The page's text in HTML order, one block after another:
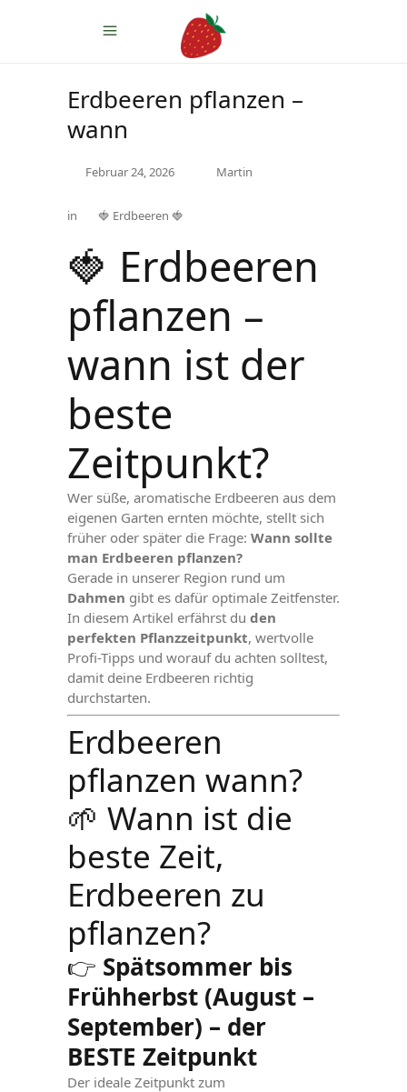
Erdbeeren pflanzen –
wann
Februar 24, 2026 Martin
in 🍓 Erdbeeren 🍓
🍓 Erdbeeren
pflanzen –
wann ist der
beste
Zeitpunkt?
Wer süße, aromatische Erdbeeren aus dem
eigenen Garten ernten möchte, stellt sich
früher oder später die Frage: Wann sollte
man Erdbeeren pflanzen?
Gerade in unserer Region rund um
Dahmen gibt es dafür optimale Zeitfenster.
In diesem Artikel erfährst du den
perfekten Pflanzzeitpunkt, wertvolle
Profi-Tipps und worauf du achten solltest,
damit deine Erdbeeren richtig
durchstarten.
Erdbeeren
pflanzen wann?
🌱 Wann ist die
beste Zeit,
Erdbeeren zu
pflanzen?
👉 Spätsommer bis
Frühherbst (August –
September) – der
BESTE Zeitpunkt
Der ideale Zeitpunkt zum